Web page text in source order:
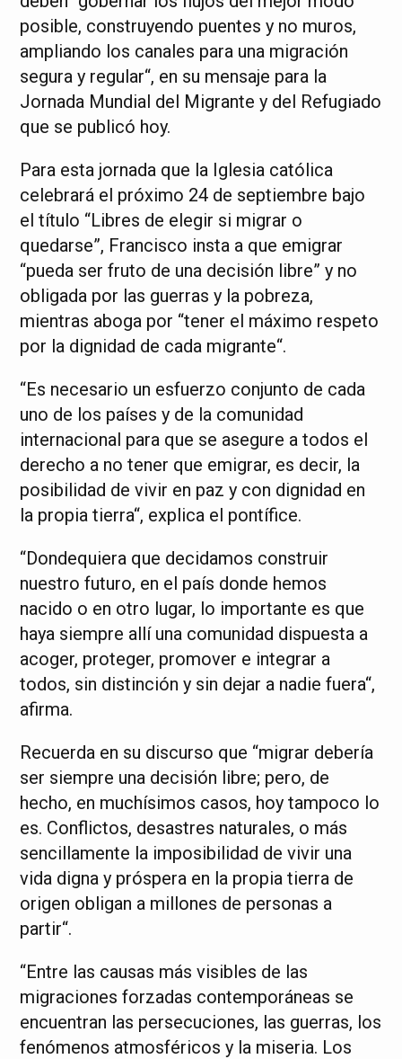
posible, construyendo puentes y no muros,
ampliando los canales para una migración
segura y regular“, en su mensaje para la
Jornada Mundial del Migrante y del Refugiado
que se publicó hoy.
Para esta jornada que la Iglesia católica
celebrará el próximo 24 de septiembre bajo
el título “Libres de elegir si migrar o
quedarse”, Francisco insta a que emigrar
“pueda ser fruto de una decisión libre” y no
obligada por las guerras y la pobreza,
mientras aboga por “tener el máximo respeto
por la dignidad de cada migrante“.
“Es necesario un esfuerzo conjunto de cada
uno de los países y de la comunidad
internacional para que se asegure a todos el
derecho a no tener que emigrar, es decir, la
posibilidad de vivir en paz y con dignidad en
la propia tierra“, explica el pontífice.
“Dondequiera que decidamos construir
nuestro futuro, en el país donde hemos
nacido o en otro lugar, lo importante es que
haya siempre allí una comunidad dispuesta a
acoger, proteger, promover e integrar a
todos, sin distinción y sin dejar a nadie fuera“,
afirma.
Recuerda en su discurso que “migrar debería
ser siempre una decisión libre; pero, de
hecho, en muchísimos casos, hoy tampoco lo
es. Conflictos, desastres naturales, o más
sencillamente la imposibilidad de vivir una
vida digna y próspera en la propia tierra de
origen obligan a millones de personas a
partir“.
“Entre las causas más visibles de las
migraciones forzadas contemporáneas se
encuentran las persecuciones, las guerras, los
fenómenos atmosféricos y la miseria. Los